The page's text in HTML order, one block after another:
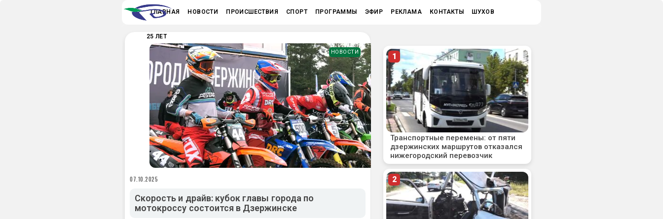
ГЛАВНАЯ НОВОСТИ ПРОИСШЕСТВИЯ СПОРТ ПРОГРАММЫ ЭФИР РЕКЛАМА КОНТАКТЫ ШУХОВ
25 ЛЕТ
НОВОСТИ
07.10.2025
Скорость и драйв: кубок главы города по
мотокроссу состоится в Дзержинске